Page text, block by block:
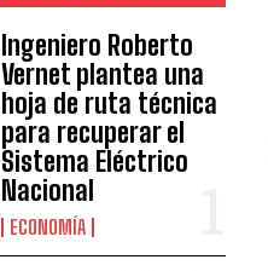
Ingeniero Roberto
Vernet plantea una
hoja de ruta técnica
para recuperar el
Sistema Eléctrico
Nacional
ECONOMÍA